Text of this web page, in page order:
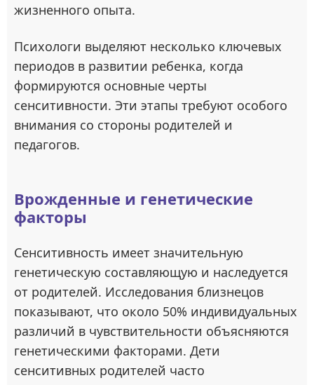
жизненного опыта.
Психологи выделяют несколько ключевых
периодов в развитии ребенка, когда
формируются основные черты
сенситивности. Эти этапы требуют особого
внимания со стороны родителей и
педагогов.
Врожденные и генетические
факторы
Сенситивность имеет значительную
генетическую составляющую и наследуется
от родителей. Исследования близнецов
показывают, что около 50% индивидуальных
различий в чувствительности объясняются
генетическими факторами. Дети
сенситивных родителей часто